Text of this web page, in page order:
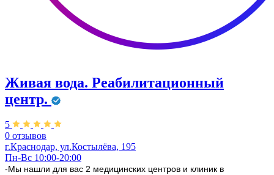
Живая вода. Реабилитационный
центр.
5
0 отзывов
г.Краснодар, ул.​Костылёва, 195
Пн-Вс 10:00-20:00
-Мы нашли для вас 2 медицинских центров и клиник в